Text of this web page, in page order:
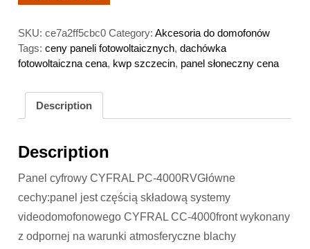
SKU:ce7a2ff5cbc0 Category:Akcesoria do domofonów
Tags:ceny paneli fotowoltaicznych,dachówka
fotowoltaiczna cena, kwp szczecin, panel słoneczny cena
Description
Description
Panel cyfrowy CYFRAL PC-4000RVGłówne
cechy:panel jest częścią składową systemy
videodomofonowego CYFRAL CC-4000front wykonany
z odpornej na warunki atmosferyczne blachy